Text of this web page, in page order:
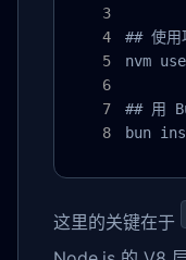
## 使用
nvm use
## 用
bun
这里的关键在于